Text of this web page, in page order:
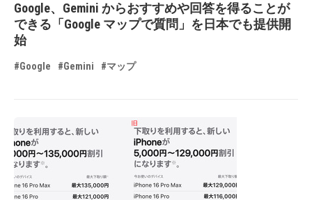
Google、Gemini からおすすめや回答を得ることが
できる「Google マップで質問」を日本でも提供開
始
#Google #Gemini #マップ